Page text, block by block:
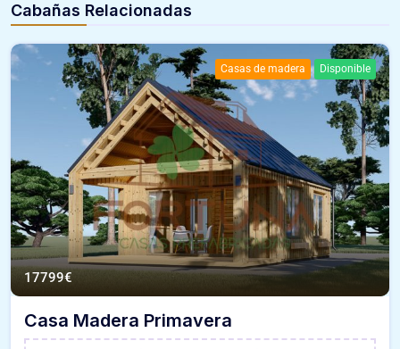
Cabañas Relacionadas
Casas de madera Disponible
17799€
Casa Madera Primavera